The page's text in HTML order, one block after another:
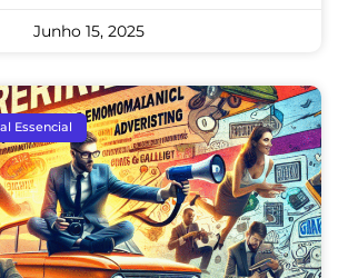
Junho 15, 2025
Essencial